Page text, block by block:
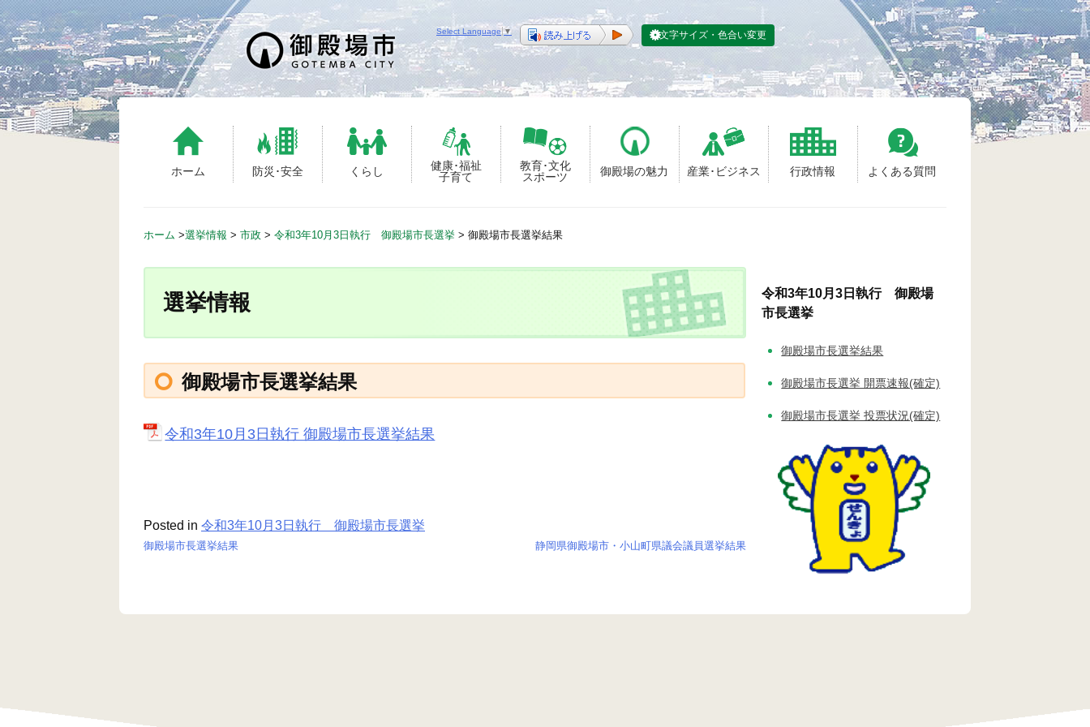
S
k
i
p
t
o
c
ホーム 防災･安全 くらし
健康･福祉
子育て
教育･文化
スポーツ
御殿場の魅力 産業･ビジネス 行政情報 よくある質問
Select Language ▼ 文字サイズ・色合い変更
ホーム >選挙情報 > 市政 > 令和3年10月3日執行 御殿場市長選挙 > 御殿場市長選挙結果
選挙情報
御殿場市長選挙結果
令和3年10月3日執行 御殿場市長選挙結果
Posted in 令和3年10月3日執行 御殿場市長選挙
御殿場市長選挙結果 静岡県御殿場市・小山町県議会議員選挙結果
令和3年10月3日執行 御殿場
市長選挙
御殿場市長選挙結果
御殿場市長選挙 開票速報(確定)
御殿場市長選挙 投票状況(確定)